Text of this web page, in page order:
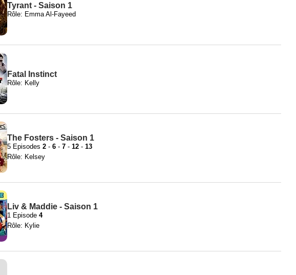
Tyrant - Saison 1
Rôle: Emma Al-Fayeed
Fatal Instinct
Rôle: Kelly
The Fosters - Saison 1
5 Episodes 2 - 6 - 7 - 12 - 13
Rôle: Kelsey
Liv & Maddie - Saison 1
1 Episode 4
Rôle: Kylie